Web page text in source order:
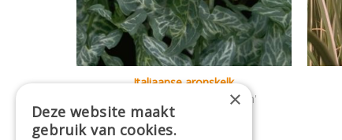
Italiaanse aronskelk
Arum italicum 'Marmoratum'
×
Deze website maakt
gebruik van cookies.